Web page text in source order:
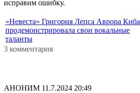
исправим ошибку.
«Невеста» Григория Лепса Аврора Киба
продемонстрировала свои вокальные
таланты
3 комментария
АНОНИМ 11.7.2024 20:49